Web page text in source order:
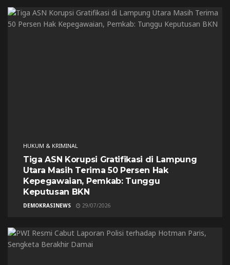
HUKUM & KRIMINAL
Tiga ASN Korupsi Gratifikasi di Lampung
Utara Masih Terima 50 Persen Hak
Kepegawaian, Pemkab: Tunggu
Keputusan BKN
DEMOKRASINEWS 29/07/2026